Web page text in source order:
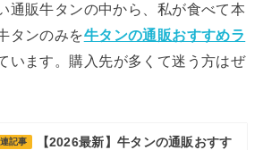
通販牛タンの中から、私が食べて本
タンのみを牛タンの通販おすすめラ
います。購入先が多くて迷う方はぜ
記事
【2026最新】牛タンの通販おすす